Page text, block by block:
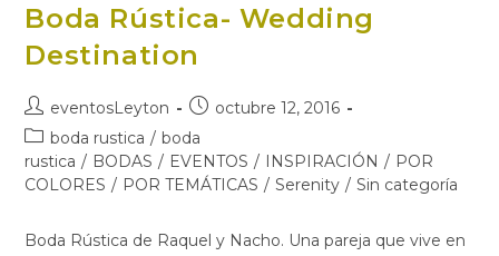
Boda Rústica- Wedding
Destination
Autor
de
entrada:
eventosLeyton
Publicación
de
la
entrada:
octubre 12, 2016
Categoría
de
la
boda rustica / boda
rustica / BODAS / EVENTOS / INSPIRACIÓN / POR
COLORES / POR TEMÁTICAS / Serenity / Sin categoría
Boda Rústica de Raquel y Nacho. Una pareja que vive en